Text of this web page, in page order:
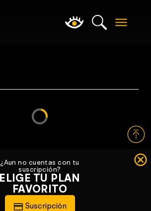
¿Aun no cuentas con tu
suscripción?
ELIGE TU PLAN
FAVORITO
Suscripción